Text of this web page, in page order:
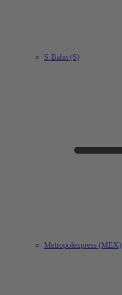
S-Bahn (S)
Metropolexpress (MEX)